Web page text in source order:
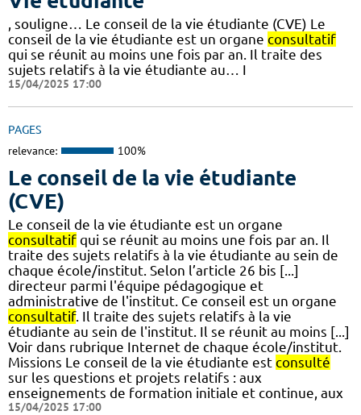
, souligne… Le conseil de la vie étudiante (CVE) Le
conseil de la vie étudiante est un organe consultatif
qui se réunit au moins une fois par an. Il traite des
sujets relatifs à la vie étudiante au… I
15/04/2025 17:00
PAGES
relevance: 100%
Le conseil de la vie étudiante
(CVE)
Le conseil de la vie étudiante est un organe
consultatif qui se réunit au moins une fois par an. Il
traite des sujets relatifs à la vie étudiante au sein de
chaque école/institut. Selon l’article 26 bis [...]
directeur parmi l'équipe pédagogique et
administrative de l'institut. Ce conseil est un organe
consultatif. Il traite des sujets relatifs à la vie
étudiante au sein de l'institut. Il se réunit au moins [...]
Voir dans rubrique Internet de chaque école/institut.
Missions Le conseil de la vie étudiante est consulté
sur les questions et projets relatifs : aux
enseignements de formation initiale et continue, aux
15/04/2025 17:00